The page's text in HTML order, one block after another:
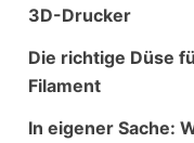
3D-Drucker
Die richtige Düse
Filament
In eigener Sache: